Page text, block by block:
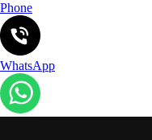
Phone
WhatsApp